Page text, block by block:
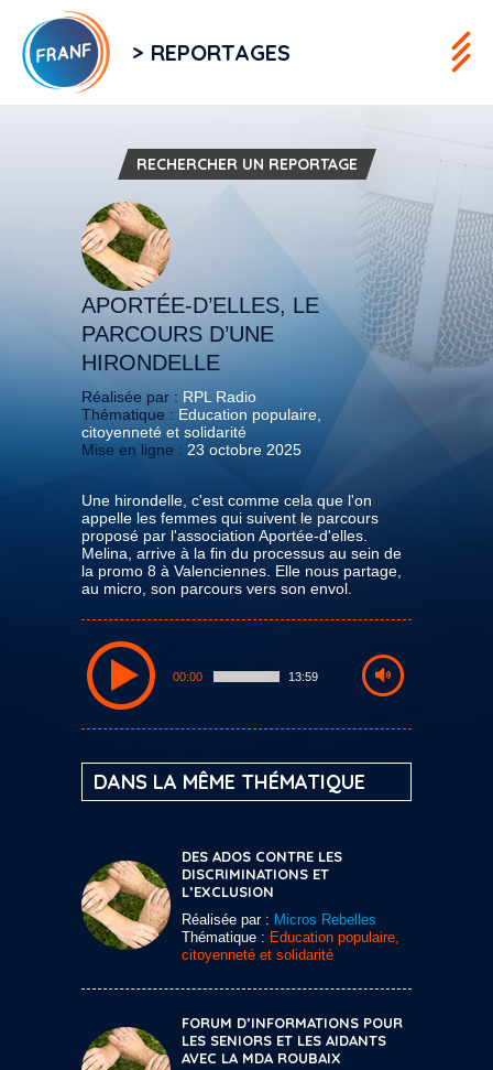
> REPORTAGES
RECHERCHER UN REPORTAGE
APORTÉE-D’ELLES, LE
PARCOURS D’UNE
HIRONDELLE
Réalisée par : RPL Radio
Thématique : Education populaire,
citoyenneté et solidarité
Mise en ligne : 23 octobre 2025
Une hirondelle, c'est comme cela que l'on
appelle les femmes qui suivent le parcours
proposé par l'association Aportée-d'elles.
Melina, arrive à la fin du processus au sein de
la promo 8 à Valenciennes. Elle nous partage,
au micro, son parcours vers son envol.
00:00 13:59
DANS LA MÊME THÉMATIQUE
DES ADOS CONTRE LES
DISCRIMINATIONS ET
L’EXCLUSION
Réalisée par : Micros Rebelles
Thématique : Education populaire,
citoyenneté et solidarité
FORUM D’INFORMATIONS POUR
LES SENIORS ET LES AIDANTS
AVEC LA MDA ROUBAIX